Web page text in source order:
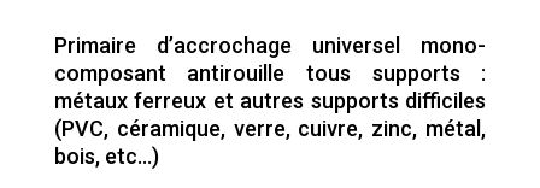
Primaire d’accrochage universel mono-
composant antirouille tous supports :
métaux ferreux et autres supports difficiles
(PVC, céramique, verre, cuivre, zinc, métal,
bois, etc…)